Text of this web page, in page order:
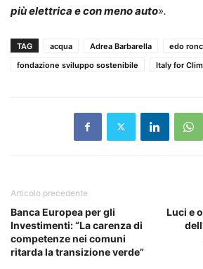
più elettrica e con meno auto».
TAG acqua Adrea Barbarella
edo
fondazione sviluppo sostenibile
Italy for
Articolo precedente
Banca Europea per gli
Investimenti: “La carenza di
competenze nei comuni
ritarda la transizione verde”
Luci e